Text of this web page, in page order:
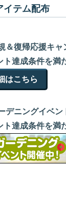
イテム配布
＆復帰応援キャ
ト達成条件を満
はこちら
デニングイベン
ト達成条件を満